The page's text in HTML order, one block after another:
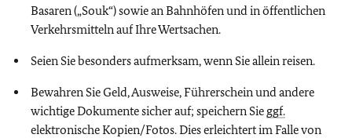
Basaren („Souk“) sowie an Bahnhöfen und in öffentlichen
Verkehrsmitteln auf Ihre Wertsachen.
Seien Sie besonders aufmerksam, wenn Sie allein reisen.
Bewahren Sie Geld, Ausweise, Führerschein und andere
wichtige Dokumente sicher auf; speichern Sie ggf.
elektronische Kopien/Fotos. Dies erleichtert im Falle von